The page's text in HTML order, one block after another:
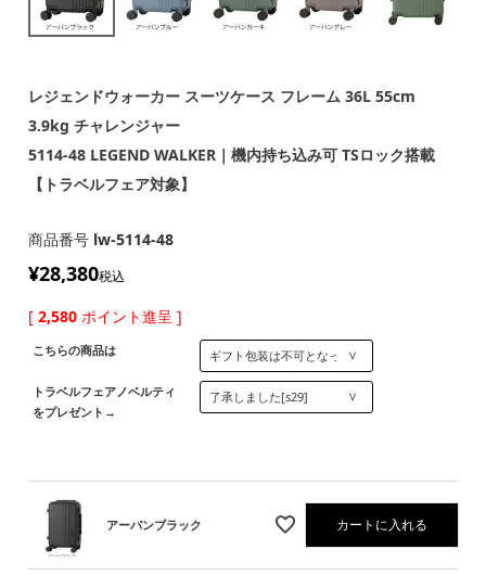
レジェンドウォーカー スーツケース フレーム 36L 55cm
3.9kg チャレンジャー
5114-48 LEGEND WALKER｜機内持ち込み可 TSロック搭載
【トラベルフェア対象】
商品番号 lw-5114-48
¥28,380税込
[ 2,580 ポイント進呈 ]
こちらの商品は
トラベルフェアノベルティ
をプレゼント→
アーバンブラック カートに入れる